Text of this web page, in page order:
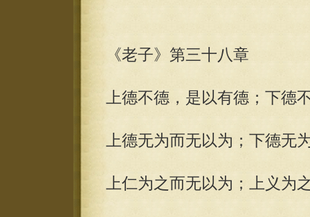
《老子》第三十八章
上德不德，是以有德；下德
上德无为而无以为；下德无
上仁为之而无以为；上义为